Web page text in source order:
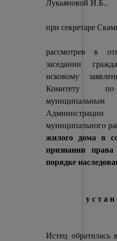
Лукьяновой И.Б.,
при секретаре
рассмотрев в
заседании
исковому
Комитету
муниципального
жилого дома в
признании права
порядке
у с т а
Истец обратилась